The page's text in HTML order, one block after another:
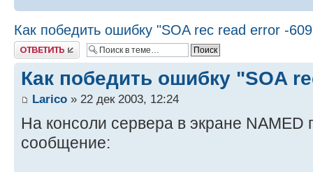
Как победить ошибку "SOA rec read error -
Ответить
Как победить ошибку "SOA
Larico » 22 дек 2003, 12:24
На консоли сервера в экране NAMED
сообщение: